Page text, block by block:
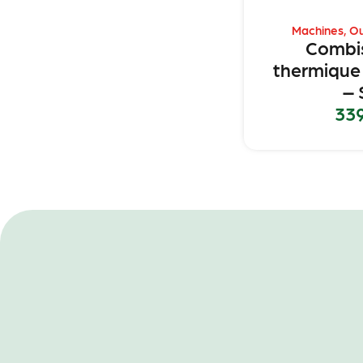
Machines,
thermique
–